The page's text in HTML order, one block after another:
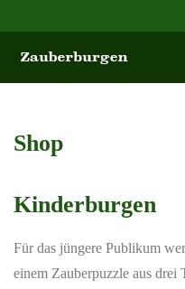
Shop
Kinderburgen
Für das jüngere Publikum
einem Zauberpuzzle aus